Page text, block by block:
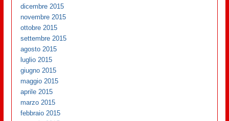
dicembre 2015
novembre 2015
ottobre 2015
settembre 2015
agosto 2015
luglio 2015
giugno 2015
maggio 2015
aprile 2015
marzo 2015
febbraio 2015